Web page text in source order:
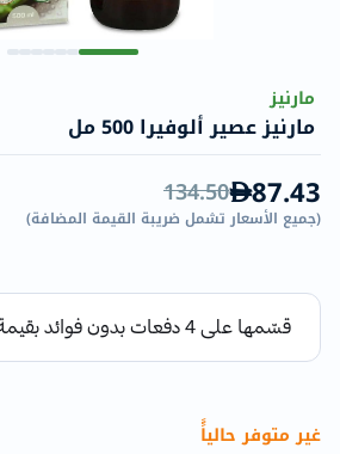
مارنيز
مارنيز عصير ألوفيرا 500 مل
87.43
134.50
(جميع الأسعار تشمل ضريبة القيمة المضافة)
غير متوفر حالياًً